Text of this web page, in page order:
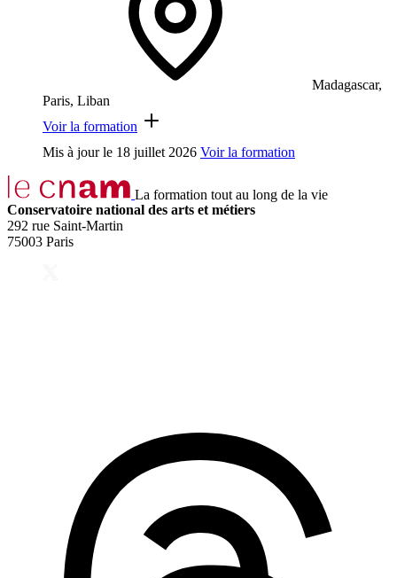
Madagascar,
Paris, Liban
Voir la formation
Mis à jour le 18 juillet 2026 Voir la formation
La formation tout au long de la vie
Conservatoire national des arts et métiers
292 rue Saint-Martin
75003 Paris